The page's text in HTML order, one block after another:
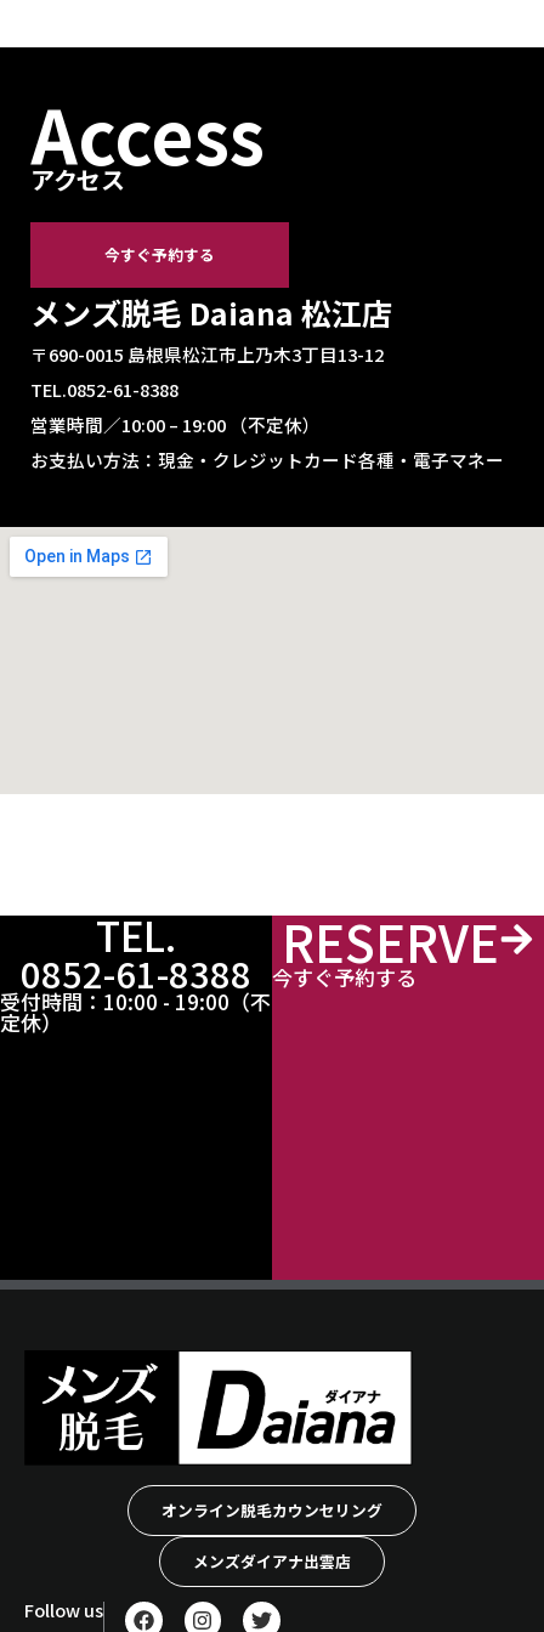
Access
アクセス
今すぐ予約する
メンズ脱毛 Daiana 松江店
〒690-0015 島根県松江市上乃木3丁目13-12
TEL.0852-61-8388
営業時間／10:00 – 19:00 （不定休）
お支払い方法：現金・クレジットカード各種・電子マネー
TEL.
0852-61-8388
受付時間：10:00 - 19:00（不
定休）
RESERVE
今すぐ予約する
オンライン脱毛カウンセリング
メンズダイアナ出雲店
Follow us F I T